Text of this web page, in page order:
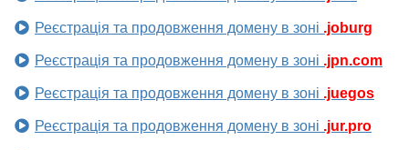
Реєстрація та продовження домену в зоні .joburg
Реєстрація та продовження домену в зоні .jpn.com
Реєстрація та продовження домену в зоні .juegos
Реєстрація та продовження домену в зоні .jur.pro